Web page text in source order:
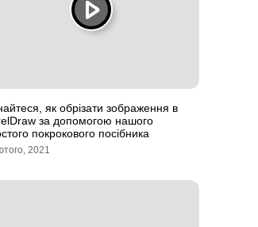
як обрізати зображення в
за допомогою нашого
покрокового посібника
2021